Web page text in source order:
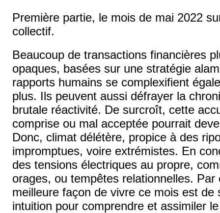
Première partie, le mois de mai 2022
collectif.
Beaucoup de transactions financières
opaques, basées sur une stratégie
rapports humains se complexifient
plus. Ils peuvent aussi défrayer la
brutale réactivité. De surcroît, cette
comprise ou mal acceptée pourrait
Donc, climat délétère, propice à des
impromptues, voire extrémistes. En
des tensions électriques au propre,
orages, ou tempêtes relationnelles. Par
meilleure façon de vivre ce mois est de
intuition pour comprendre et assimiler